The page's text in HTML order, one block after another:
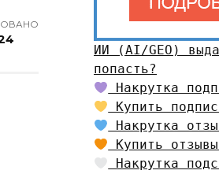
ИИ (AI/GEO)
попасть?
Накрутка
Купить
Накрутка
Купить
Накрутка